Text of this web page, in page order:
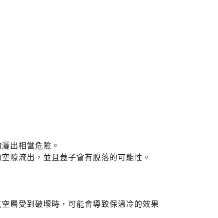
出相當危險。
隙流出，並且蓋子會有脫落的可能性。
層受到破壞時，可能會導致保溫冷的效果